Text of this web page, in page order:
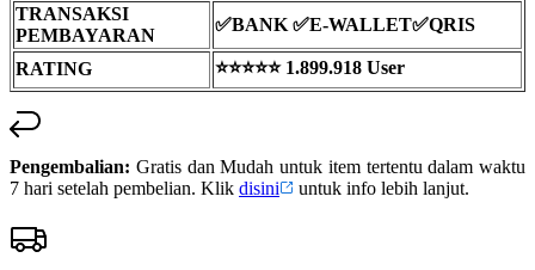
TRANSAKSI
PEMBAYARAN
✅BANK ✅E-WALLET✅QRIS
RATING ⭐⭐⭐⭐⭐ 1.899.918 User
Pengembalian: Gratis dan Mudah untuk item tertentu dalam waktu
7 hari setelah pembelian. Klik disini untuk info lebih lanjut.